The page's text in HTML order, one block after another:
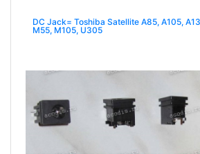
DC Jack= Toshiba Satellite A85, A105,
M55, M105, U305